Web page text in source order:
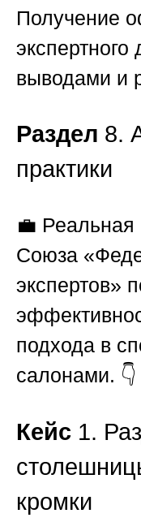
Получение
экспертного
выводами и
Раздел 8.
практики
💼 Реальная
Союза
экспертов»
подхода в
салонами. 👇
Кейс 1.
кромки